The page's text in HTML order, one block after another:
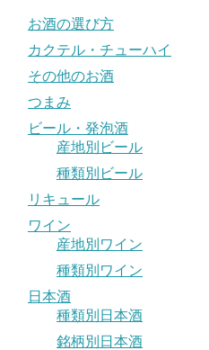
お酒の選び方
カクテル・チューハイ
その他のお酒
つまみ
ビール・発泡酒
産地別ビール
種類別ビール
リキュール
ワイン
産地別ワイン
種類別ワイン
日本酒
種類別日本酒
銘柄別日本酒